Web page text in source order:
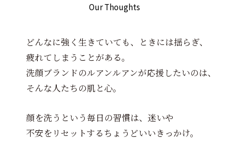
Our Thoughts
どんなに強く生きていても、ときには揺らぎ、
疲れてしまうことがある。
洗顔ブランドのルアンルアンが応援したいのは、
そんな人たちの肌と心。
顔を洗うという毎日の習慣は、迷いや
不安をリセットするちょうどいいきっかけ。